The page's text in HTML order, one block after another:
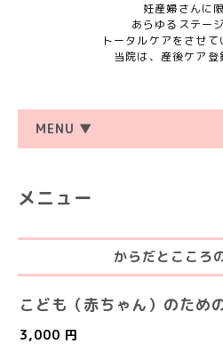
妊産婦さんに
あらゆるステー
トータルケアをさせて
当院は、産後ケア登
MENU ▼
メニュー
からだとこころ
こども（赤ちゃん）のため
3,000 円